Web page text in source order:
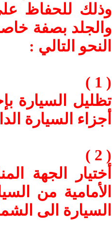
وذلك للحفاظ
والجلد بصفة
النحو التالي :
( 1 )
تظليل السيارة
أجزاء السيارة
( 2 )
أختيار الجهة
الأمامية من
السيارة الى